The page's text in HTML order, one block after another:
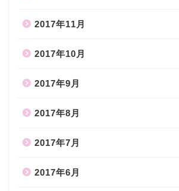
2017年11月
2017年10月
2017年9月
2017年8月
2017年7月
2017年6月